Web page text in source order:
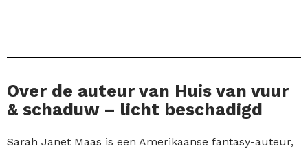
Over de auteur van Huis van vuur
& schaduw – licht beschadigd
Sarah Janet Maas is een Amerikaanse fantasy-auteur,